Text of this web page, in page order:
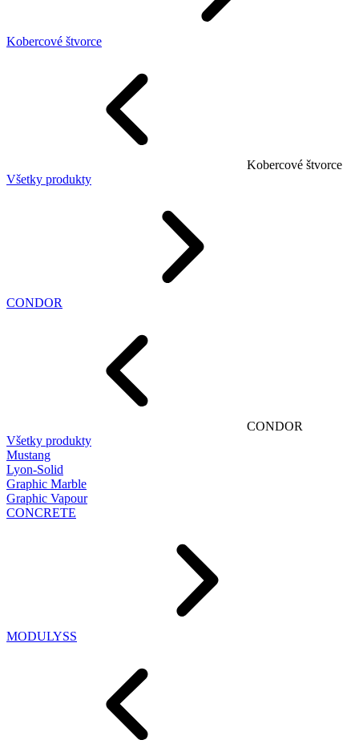
Kobercové štvorce
Kobercové štvorce
Všetky produkty
CONDOR
CONDOR
Všetky produkty
Mustang
Lyon-Solid
Graphic Marble
Graphic Vapour
CONCRETE
MODULYSS